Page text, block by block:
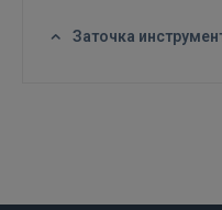
Заточка